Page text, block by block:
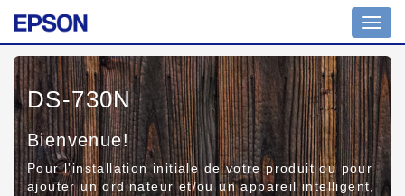
DS-730N
Bienvenue!
Pour l'installation initiale de votre produit ou pour
ajouter un ordinateur et/ou un appareil intelligent,